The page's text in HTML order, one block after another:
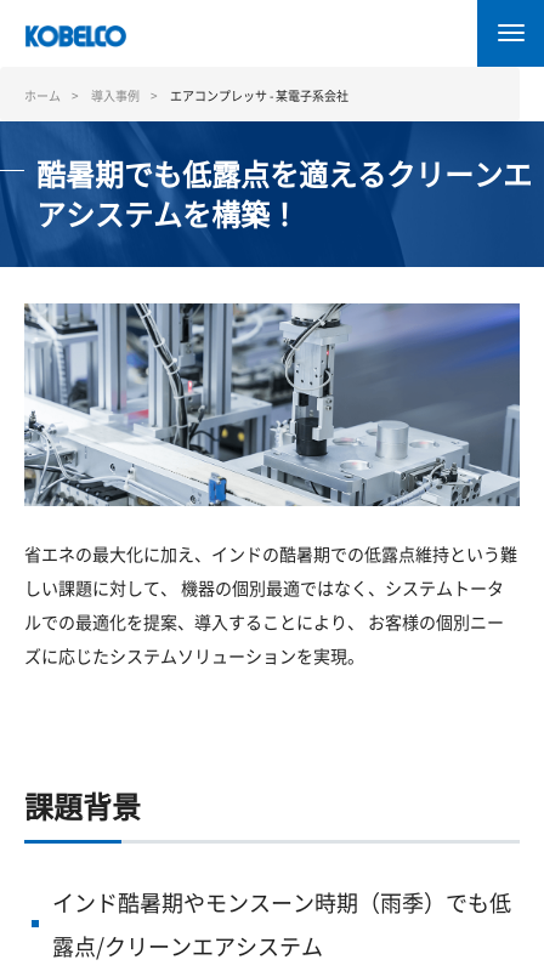
ン
ン
ツ
に
ホーム 導入事例 エアコンプレッサ - 某電子系会社
酷暑期でも低露点を適えるクリーンエ
アシステムを構築！
省エネの最大化に加え、インドの酷暑期での低露点維持という難
しい課題に対して、 機器の個別最適ではなく、システムトータ
ルでの最適化を提案、導入することにより、 お客様の個別ニー
ズに応じたシステムソリューションを実現。
課題背景
インド酷暑期やモンスーン時期（雨季）でも低
露点/クリーンエアシステム